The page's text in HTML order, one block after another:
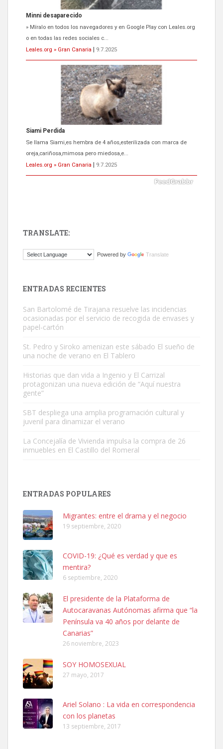
Siami Perdida
Se llama Siami,es hembra de 4 años,esterilizada con marca de
oreja,cariñosa,mimosa pero miedosa,e...
Leales.org » Gran Canaria
9.7.2025
ADOPCIÓN URGENTE GATA TEROR GRAN CANARIA
El ayuntamiento se va a llevar a Los Gatos callejeros de la zona los
próximos días, ella incluida...
Leales.org » Gran Canaria
9.7.2025
Este gato macho ha aparecido en la calle hace menos de un mes,
Busco adopción responsable para mi perra. Pastor alemán,
hembra, 4 años. Por motivos personales ...
Leales.org » Gran Canaria
Leales.org » Gran Canaria
Ninfa perdida
El día 5 se los perdió una ninfa papillera, asustada tiene miedo a la
calle, se perdió por la zon...
Leales.org » Gran Canaria
6.7.2025
Adopcion
Busco casa de acogida para mi perrita ya que por temas de trabajo
no la puedo tener. Solo gente r...
TRANSLATE:
Powered by Translate
ENTRADAS RECIENTES
San Bartolomé de Tirajana resuelve las incidencias
ocasionadas por el servicio de recogida de envases y
papel-cartón
St. Pedro y Siroko amenizan este sábado El sueño de
una noche de verano en El Tablero
Historias que dan vida a Ingenio y El Carrizal
protagonizan una nueva edición de “Aquí nuestra
gente”
SBT despliega una amplia programación cultural y
juvenil para dinamizar el verano
La Concejalía de Vivienda impulsa la compra de 26
inmuebles en El Castillo del Romeral
ENTRADAS POPULARES
Migrantes: entre el drama y el negocio
19 septiembre, 2020
COVID-19: ¿Qué es verdad y que es
mentira?
6 septiembre, 2020
El presidente de la Plataforma de
Autocaravanas Autónomas afirma que “la
Península va 40 años por delante de
Canarias”
26 noviembre, 2023
SOY HOMOSEXUAL
27 mayo, 2017
Ariel Solano : La vida en correspondencia
con los planetas
13 septiembre, 2017